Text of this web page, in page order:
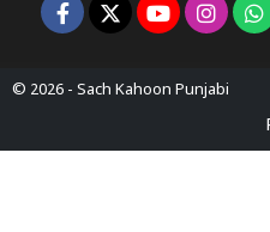
© 2026 - Sach Kahoon Punjabi